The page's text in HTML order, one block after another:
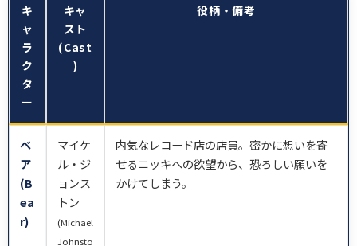
キ
ャ
ラ
ク
タ
ー
キャ
スト
(Cast
)
役柄・備考
ベ
ア
(B
ea
r)
マイケ
ル・ジ
ョンス
トン
(Michael
Johnsto
内気なレコード店の店員。密かに想いを寄
せるニッキへの欲望から、恐ろしい願いを
かけてしまう。